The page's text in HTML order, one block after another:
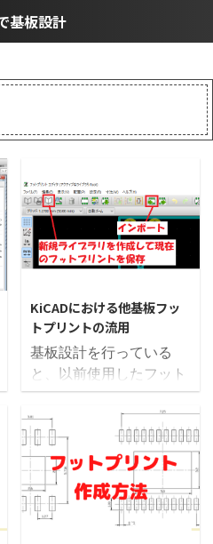
基板設計
KiCADにおける他基板フッ
トプリントの流用
基板設計を行っている
と、以前使用したフット
プリントを使いたいとい
う場面が出てきます。 常
に１台のPCで設計して
いるのであれば、共通の
ライブラリを作っておけ
ばそこから参照して使用
可能です。 しかし、私の
2021/6/15